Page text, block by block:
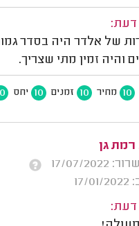
דעת:
של אלדר היה בסדר
והיה זמין מתי שצריך.
10 מחיר 10 זמנים 10 יחס
רמת גן
17/07/2022
דעת: